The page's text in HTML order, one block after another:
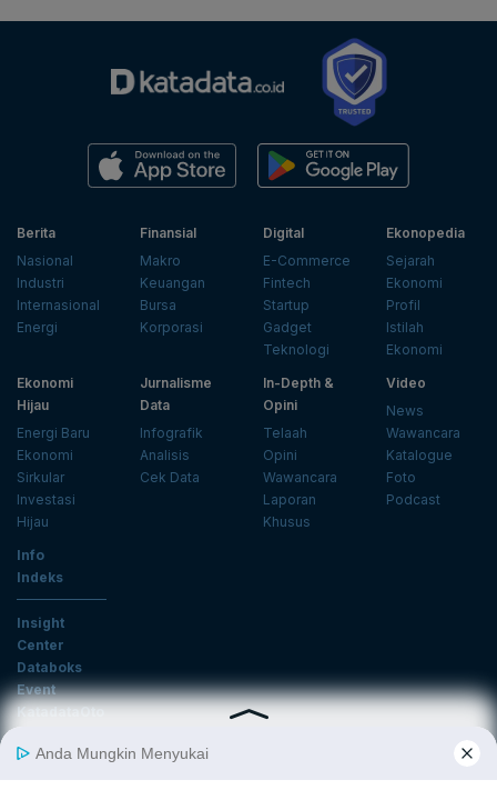
Berita
Nasional
Industri
Internasional
Energi
Finansial
Makro
Keuangan
Bursa
Korporasi
Digital
E-Commerce
Fintech
Startup
Gadget
Teknologi
Ekonopedia
Sejarah
Ekonomi
Profil
Istilah
Ekonomi
Ekonomi
Hijau
Energi Baru
Ekonomi
Sirkular
Investasi
Hijau
Jurnalisme
Data
Infografik
Analisis
Cek Data
In-Depth &
Opini
Telaah
Opini
Wawancara
Laporan
Khusus
Video
News
Wawancara
Katalogue
Foto
Podcast
Info
Indeks
Insight
Center
Databoks
Event
KatadataOto